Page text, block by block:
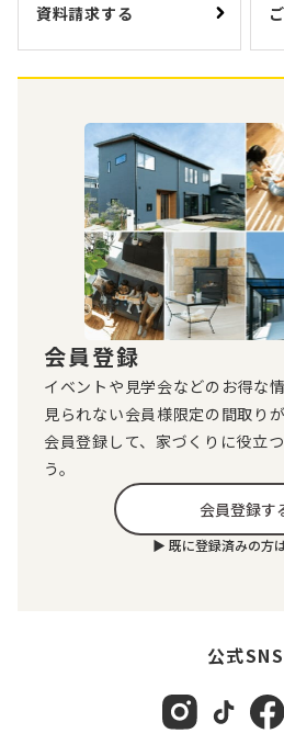
資料請求する
会員登録
イベントや見学会などのお得な
見られない会員様限定の間取り
会員登録して、家づくりに役立
う。
会員登録す
▶︎ 既に登録済みの方
公式SNS